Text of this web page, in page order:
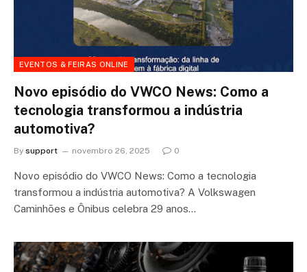
EVENTOS & FEIRAS ONLINE
Novo episódio do VWCO News: Como a
tecnologia transformou a indústria
automotiva?
By support novembro 26, 2025 0
Novo episódio do VWCO News: Como a tecnologia
transformou a indústria automotiva? A Volkswagen
Caminhões e Ônibus celebra 29 anos…